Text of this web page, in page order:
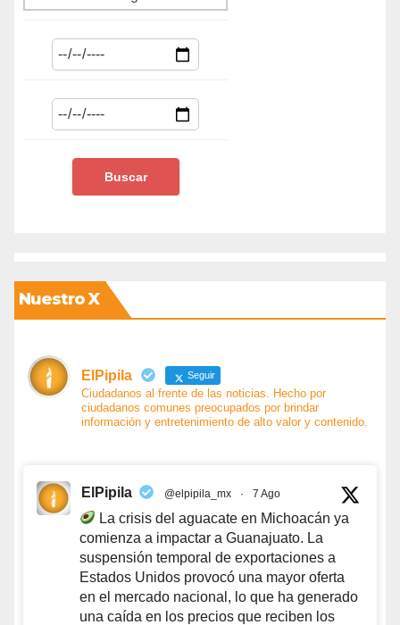
Nuestro X
ElPipila Seguir
Ciudadanos al frente de las noticias. Hecho por
ciudadanos comunes preocupados por brindar
información y entretenimiento de alto valor y contenido.
ElPipila @elpipila_mx · 7 Ago
La crisis del aguacate en Michoacán ya
comienza a impactar a Guanajuato. La
suspensión temporal de exportaciones a
Estados Unidos provocó una mayor oferta
en el mercado nacional, lo que ha generado
una caída en los precios que reciben los